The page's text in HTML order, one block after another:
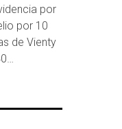
por
por 10
de Vienty